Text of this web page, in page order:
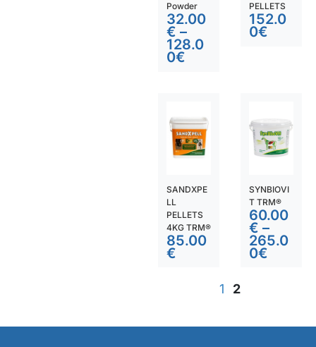
Powder
32.00
€ –
128.0
0€
PELLETS
152.0
0€
SANDXPE
LL
PELLETS
4KG TRM®
85.00
€
SYNBIOVI
T TRM®
60.00
€ –
265.0
0€
1 2